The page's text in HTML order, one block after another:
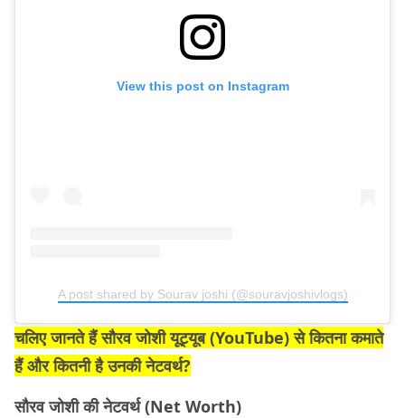
View this post on Instagram
A post shared by Sourav joshi (@souravjoshivlogs)
चलिए जानते हैं सौरव जोशी यूट्यूब (YouTube) से कितना कमाते
हैं और कितनी है उनकी नेटवर्थ?
सौरव जोशी की नेटवर्थ (Net Worth)